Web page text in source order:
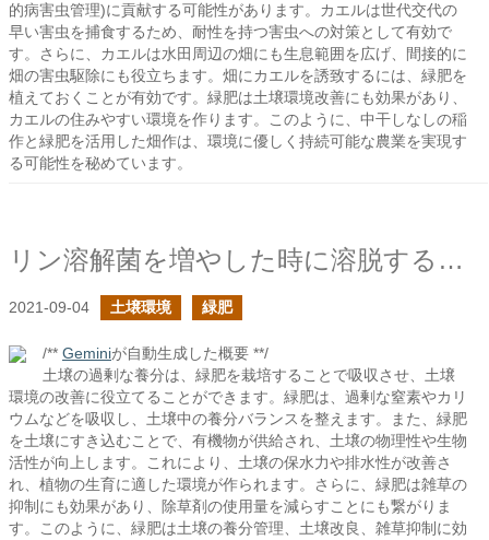
的病害虫管理)に貢献する可能性があります。カエルは世代交代の
早い害虫を捕食するため、耐性を持つ害虫への対策として有効で
す。さらに、カエルは水田周辺の畑にも生息範囲を広げ、間接的に
畑の害虫駆除にも役立ちます。畑にカエルを誘致するには、緑肥を
植えておくことが有効です。緑肥は土壌環境改善にも効果があり、
カエルの住みやすい環境を作ります。このように、中干しなしの稲
作と緑肥を活用した畑作は、環境に優しく持続可能な農業を実現す
る可能性を秘めています。
リン溶解菌を増やした時に溶脱するアルミニウムイオンを気にするべきか？
2021-09-04 土壌環境 緑肥
/** Geminiが自動生成した概要 **/
土壌の過剰な養分は、緑肥を栽培することで吸収させ、土壌
環境の改善に役立てることができます。緑肥は、過剰な窒素やカリ
ウムなどを吸収し、土壌中の養分バランスを整えます。また、緑肥
を土壌にすき込むことで、有機物が供給され、土壌の物理性や生物
活性が向上します。これにより、土壌の保水力や排水性が改善さ
れ、植物の生育に適した環境が作られます。さらに、緑肥は雑草の
抑制にも効果があり、除草剤の使用量を減らすことにも繋がりま
す。このように、緑肥は土壌の養分管理、土壌改良、雑草抑制に効